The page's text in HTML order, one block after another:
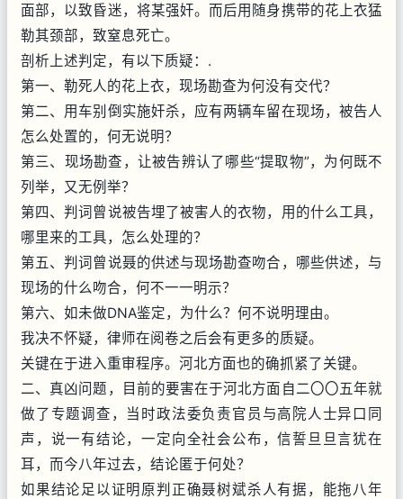
面部，以致昏迷，将某强奸。而后用随身携带的花上衣猛
勒其颈部，致窒息死亡。
剖析上述判定，有以下质疑：.
第一、勒死人的花上衣，现场勘查为何没有交代？
第二、用车别倒实施奸杀，应有两辆车留在现场，被告人
怎么处置的，何无说明？
第三、现场勘查，让被告辨认了哪些“提取物”，为何既不
列举，又无例举？
第四、判词曾说被告埋了被害人的衣物，用的什么工具，
哪里来的工具，怎么处理的？
第五、判词曾说聂的供述与现场勘查吻合，哪些供述，与
现场的什么吻合，何不一一明示？
第六、如未做DNA鉴定，为什么？何不说明理由。
我决不怀疑，律师在阅卷之后会有更多的质疑。
关键在于进入重审程序。河北方面也的确抓紧了关键。
二、真凶问题，目前的要害在于河北方面自二〇〇五年就
做了专题调查，当时政法委负责官员与高院人士异口同
声，说一有结论，一定向全社会公布，信誓旦旦言犹在
耳，而今八年过去，结论匿于何处？
如果结论足以证明原判正确聂树斌杀人有据，能拖八年